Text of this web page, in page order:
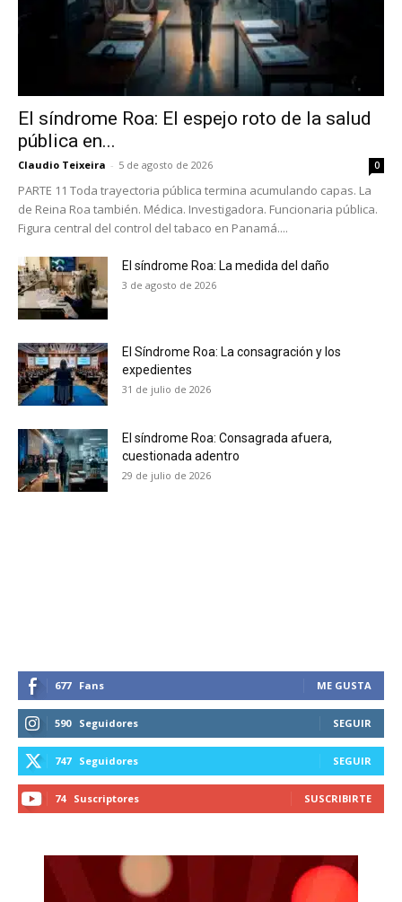
No te pierdas de las
últimas noticias
SUBSCRIBIRSE
El síndrome Roa: El espejo roto de la salud
pública en...
Claudio Teixeira - 5 de agosto de 2026 0
PARTE 11 Toda trayectoria pública termina acumulando capas. La
de Reina Roa también. Médica. Investigadora. Funcionaria pública.
Figura central del control del tabaco en Panamá....
El síndrome Roa: La medida del daño
3 de agosto de 2026
El Síndrome Roa: La consagración y los
expedientes
31 de julio de 2026
El síndrome Roa: Consagrada afuera,
cuestionada adentro
29 de julio de 2026
677 Fans ME GUSTA
590 Seguidores SEGUIR
747 Seguidores SEGUIR
74 Suscriptores SUSCRIBIRTE